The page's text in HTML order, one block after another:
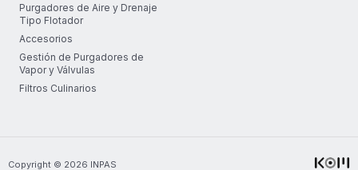
Purgadores de Aire y Drenaje
Tipo Flotador
Accesorios
Gestión de Purgadores de
Vapor y Válvulas
Filtros Culinarios
Copyright © 2026 INPAS